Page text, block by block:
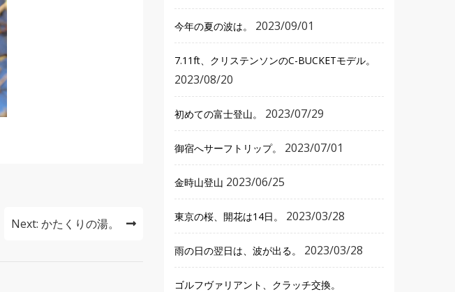
Next: かたくりの湯。
今年の夏の波は。 2023/09/01
7.11ft、クリステンソンのC-BUCKETモデル。
2023/08/20
初めての富士登山。 2023/07/29
御宿へサーフトリップ。 2023/07/01
金時山登山 2023/06/25
東京の桜、開花は14日。 2023/03/28
雨の日の翌日は、波が出る。 2023/03/28
ゴルフヴァリアント、クラッチ交換。